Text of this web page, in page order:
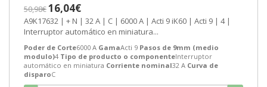
50,98€16,04€
A9K17632 | + N | 32 A | C | 6000 A | Acti 9 iK60 | Acti 9 | 4 |
Interruptor automático en miniatura...
Poder de Corte6000 A GamaActi 9 Pasos de 9mm (medio
modulo)4 Tipo de producto o componenteInterruptor
automático en miniatura Corriente nominal32 A Curva de
disparoC